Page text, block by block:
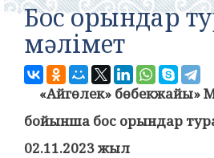
Бос орындар
мәлімет
«Айгөлек» бөбекжайы»
бойынша бос орындар
02.11.2023 жыл